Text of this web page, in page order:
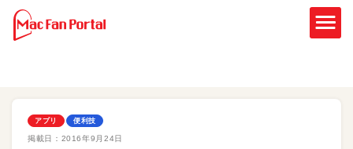
アプリ 便利技
掲載日： 2016年9月24日